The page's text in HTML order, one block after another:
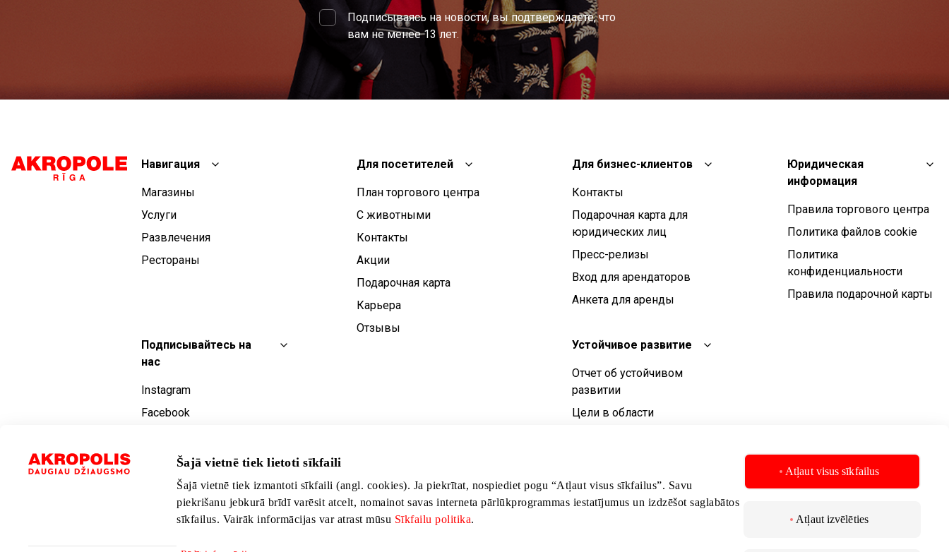
Šajā vietnē tiek lietoti sīkfaili
Šajā vietnē tiek izmantoti sīkfaili (angl. cookies). Ja piekrītat, nospiediet pogu “Atļaut visus sīkfailus”. Savu
piekrišanu jebkurā brīdī varēsit atcelt, nomainot savas interneta pārlūkprogrammas iestatījumus un izdzēšot saglabātos
sīkfailus. Vairāk informācijas var atrast mūsu Sīkfailu politika.
Atļaut visus sīkfailus
Atļaut izvēlēties
Подписываясь на новости, вы подтверждаете, что
вам не менее 13 лет.
Навигация
Магазины
Услуги
Развлечения
Рестораны
Для посетителей
План торгового центра
С животными
Контакты
Aкции
Подарочная карта
Карьера
Отзывы
Для бизнес-клиентов
Контакты
Подарочная карта для
юридических лиц
Пресс-релизы
Вход для арендаторов
Анкета для аренды
Устойчивое развитие
Отчет об устойчивом
развитии
Цели в области
Юридическая
информация
Правила торгового центра
Политика файлов cookie
Политика
конфиденциальности
Правила подарочной карты
Подписывайтесь на
нас
Instagram
Facebook